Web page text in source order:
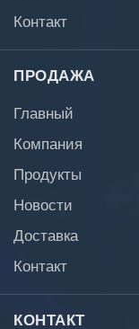
Контакт
ПРОДАЖА
Главный
Компания
Продукты
Новости
Доставка
Контакт
КОНТАКТ